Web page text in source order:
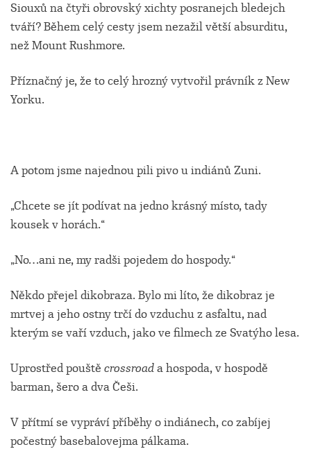
Siouxů na čtyři obrovský xichty posranejch bledejch
tváří? Během celý cesty jsem nezažil větší absurditu,
než Mount Rushmore.
Příznačný je, že to celý hrozný vytvořil právník z New
Yorku.
A potom jsme najednou pili pivo u indiánů Zuni.
„Chcete se jít podívat na jedno krásný místo, tady
kousek v horách.“
„No…ani ne, my radši pojedem do hospody.“
Někdo přejel dikobraza. Bylo mi líto, že dikobraz je
mrtvej a jeho ostny trčí do vzduchu z asfaltu, nad
kterým se vaří vzduch, jako ve filmech ze Svatýho lesa.
Uprostřed pouště crossroada hospoda, v hospodě
barman, šero a dva Češi.
V přítmí se vypráví příběhy o indiánech, co zabíjej
počestný basebalovejma pálkama.